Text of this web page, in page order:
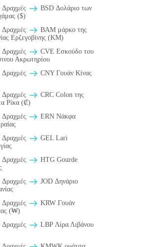
BSD Δολάριο των
($)
BAM μάρκο της
Ερζεγοβίνης (KM)
CVE Εσκούδο του
Ακρωτηρίου
CNY Γουάν Κίνας
CRC Colon της
Ρίκα (₡)
ERN Νάκφα
GEL Lari
HTG Gourde
JOD Δηνάριο
KRW Γουάν
(₩)
LBP Λίρα Λιβάνου